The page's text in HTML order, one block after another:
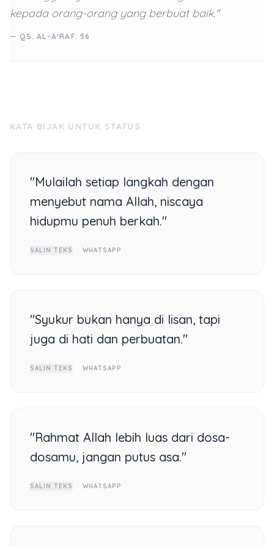
kepada orang-orang yang berbuat baik."
— QS. AL-A'RAF: 56
KATA BIJAK UNTUK STATUS
"Mulailah setiap langkah dengan
menyebut nama Allah, niscaya
hidupmu penuh berkah."
SALIN TEKS WHATSAPP
"Syukur bukan hanya di lisan, tapi
juga di hati dan perbuatan."
SALIN TEKS WHATSAPP
"Rahmat Allah lebih luas dari dosa-
dosamu, jangan putus asa."
SALIN TEKS WHATSAPP